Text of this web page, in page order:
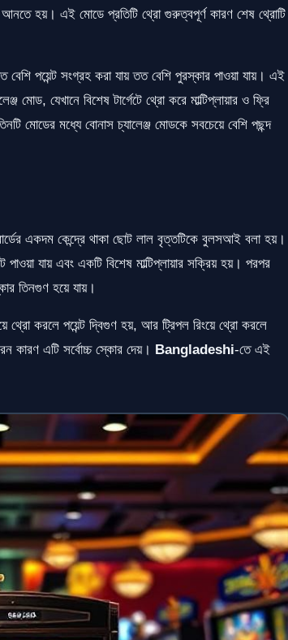
হয়। এই মোডে প্রতিটি থ্রো গুরুত্বপূর্ণ কারণ শেষ থ্রোটি
বেশি পয়েন্ট সংগ্রহ করা যায় তত বেশি পুরস্কার পাওয়া যায়। এই
যেখানে বিশেষ টার্গেটে থ্রো করে মাল্টিপ্লায়ার ও ফ্রি
মোডের মধ্যে বোনাস চ্যালেঞ্জ মোডকে সবচেয়ে বেশি পছন্দ
একদম কেন্দ্রে থাকা ছোট লাল বৃত্তটিকে বুলসআই বলা হয়।
যায় এবং একটি বিশেষ মাল্টিপ্লায়ার সক্রিয় হয়। পরপর
তিনগুণ হয়ে যায়।
থ্রো করলে পয়েন্ট দ্বিগুণ হয়, আর ট্রিপল রিংয়ে থ্রো করলে
কারণ এটি সর্বোচ্চ স্কোর দেয়। Bangladeshi-তে এই